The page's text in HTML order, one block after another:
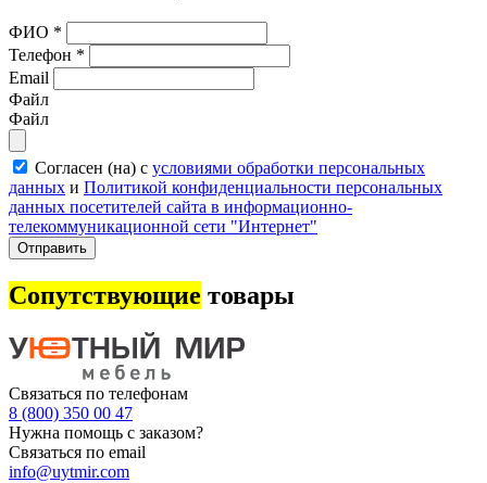
ФИО *
Телефон *
Email
Файл
Файл
Согласен (на) с условиями обработки персональных
данных и Политикой конфиденциальности персональных
данных посетителей сайта в информационно-
телекоммуникационной сети "Интернет"
Отправить
Сопутствующие товары
Связаться по телефонам
8 (800) 350 00 47
Нужна помощь с заказом?
Связаться по email
info@uytmir.com